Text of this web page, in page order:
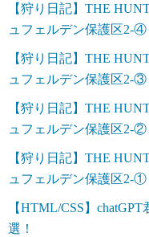
【狩り日記】THE
ュフェルデン保護区2-④
【狩り日記】THE
ュフェルデン保護区2-③
【狩り日記】THE
ュフェルデン保護区2-②
【狩り日記】THE
ュフェルデン保護区2-①
【HTML/CSS】
選！